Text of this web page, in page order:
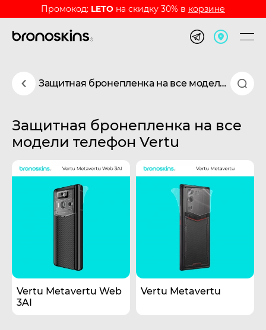
Промокод: LETO на скидку 30% в корзине
Защитная бронепленка на все модели телефон Vertu
Защитная бронепленка на все
модели телефон Vertu
Vertu Metavertu Web
3AI
Vertu Metavertu